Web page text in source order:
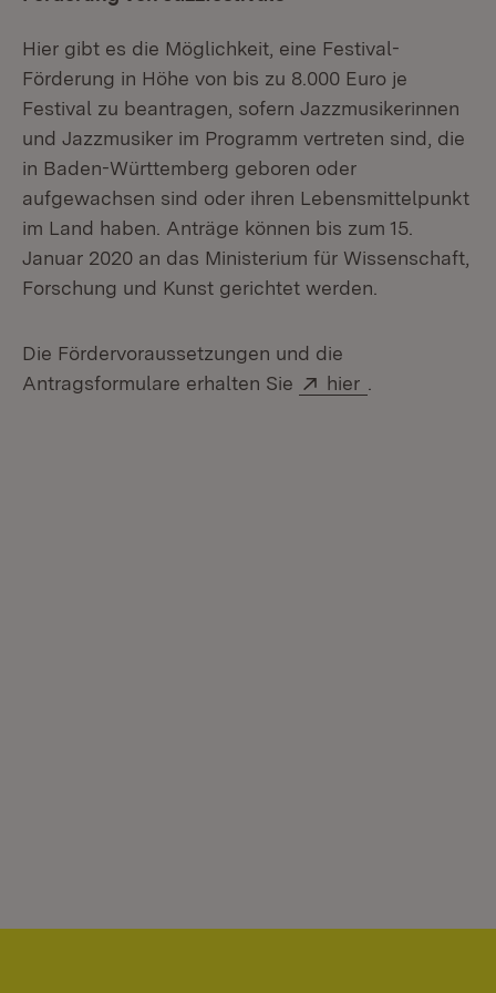
Hier gibt es die Möglichkeit, eine Festival-
Förderung in Höhe von bis zu 8.000 Euro je
Festival zu beantragen, sofern Jazzmusikerinnen
und Jazzmusiker im Programm vertreten sind, die
in Baden-Württemberg geboren oder
aufgewachsen sind oder ihren Lebensmittelpunkt
im Land haben. Anträge können bis zum 15.
Januar 2020 an das Ministerium für Wissenschaft,
Forschung und Kunst gerichtet werden.
Die Fördervoraussetzungen und die
Antragsformulare erhalten Sie
Extern:
hier